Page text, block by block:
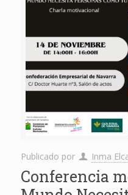
Publicado por Inma
Conferencia